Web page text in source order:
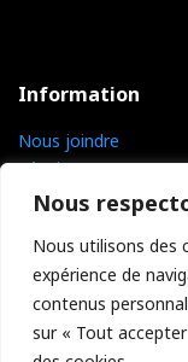
Nous
Nous utilisons des
expérience de
contenus
sur « Tout
Information
Nous joindre
L’équipe TVCGR
Politique